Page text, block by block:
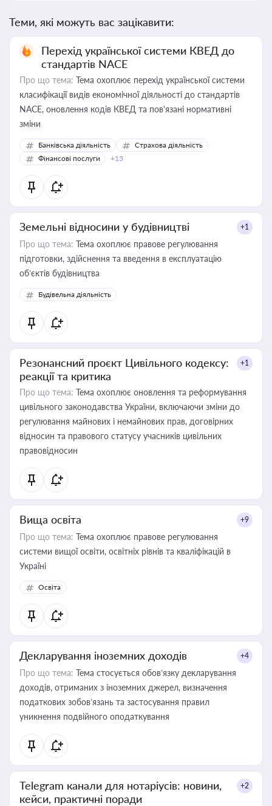
Теми, які можуть вас зацікавити:
Перехід української системи КВЕД до
стандартів NACE
Про що тема: Тема охоплює перехід української системи
класифікації видів економічної діяльності до стандартів
NACE, оновлення кодів КВЕД та пов'язані нормативні
зміни
Банківська діяльність
Страхова діяльність
Фінансові послуги
+13
Земельні відносини у будівництві +1
Про що тема: Тема охоплює правове регулювання
підготовки, здійснення та введення в експлуатацію
об’єктів будівництва
Будівельна діяльність
Резонансний проєкт Цивільного кодексу:
реакції та критика
+1
Про що тема: Тема охоплює оновлення та реформування
цивільного законодавства України, включаючи зміни до
регулювання майнових і немайнових прав, договірних
відносин та правового статусу учасників цивільних
правовідносин
Вища освіта +9
Про що тема: Тема охоплює правове регулювання
системи вищої освіти, освітніх рівнів та кваліфікацій в
Україні
Освіта
Декларування іноземних доходів +4
Про що тема: Тема стосується обов’язку декларування
доходів, отриманих з іноземних джерел, визначення
податкових зобов’язань та застосування правил
уникнення подвійного оподаткування
Telegram канали для нотаріусів: новини,
кейси, практичні поради
+2